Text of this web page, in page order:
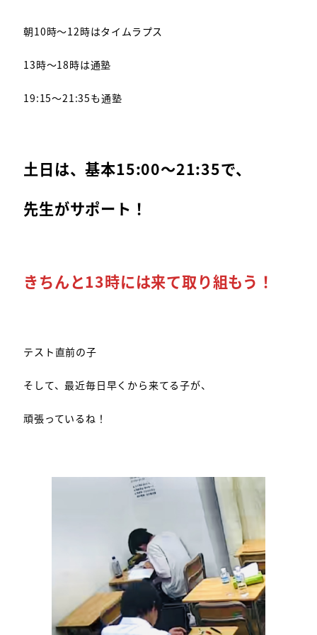
朝10時～12時はタイムラプス
13時～18時は通塾
19:15～21:35も通塾
土日は、基本15:00～21:35で、
先生がサポート！
きちんと13時には来て取り組もう！
テスト直前の子
そして、最近毎日早くから来てる子が、
頑張っているね！